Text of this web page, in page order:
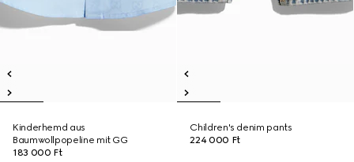
Kinderhemd aus
Baumwollpopeline mit GG
183 000 Ft
Children's denim pants
224 000 Ft